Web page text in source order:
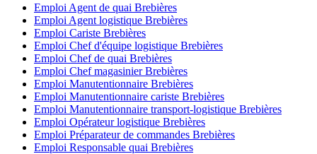
Emploi Agent de quai Brebières
Emploi Agent logistique Brebières
Emploi Cariste Brebières
Emploi Chef d'équipe logistique Brebières
Emploi Chef de quai Brebières
Emploi Chef magasinier Brebières
Emploi Manutentionnaire Brebières
Emploi Manutentionnaire cariste Brebières
Emploi Manutentionnaire transport-logistique Brebières
Emploi Opérateur logistique Brebières
Emploi Préparateur de commandes Brebières
Emploi Responsable quai Brebières